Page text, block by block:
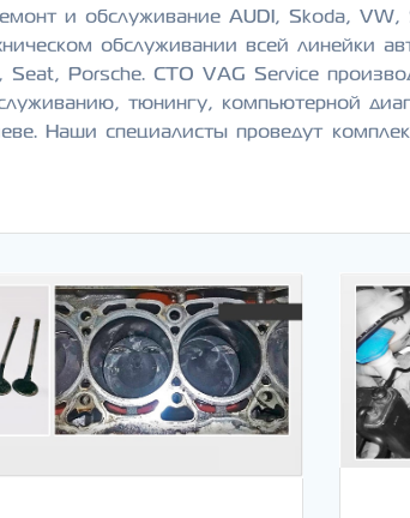
и обслуживание AUDI, Skoda,
обслуживании всей линейки
Seat, Porsche. СТО VAG Service
тюнингу, компьютерной
Наши специалисты проведут